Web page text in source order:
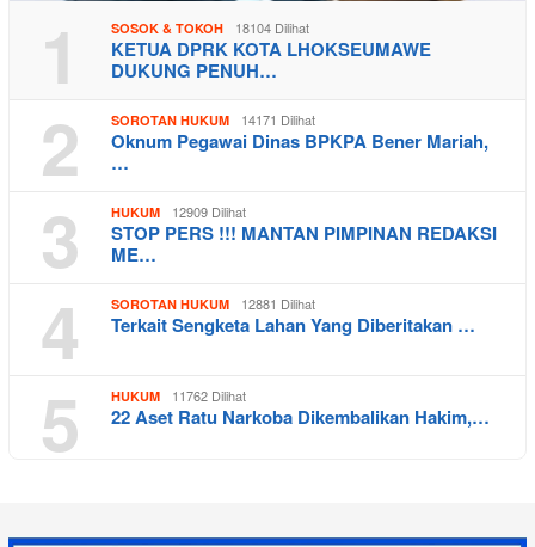
1 SOSOK & TOKOH 18104 Dilihat
KETUA DPRK KOTA LHOKSEUMAWE
DUKUNG PENUH…
2 SOROTAN HUKUM 14171 Dilihat
Oknum Pegawai Dinas BPKPA Bener Mariah,
…
3 HUKUM 12909 Dilihat
STOP PERS !!! MANTAN PIMPINAN REDAKSI
ME…
4 SOROTAN HUKUM 12881 Dilihat
Terkait Sengketa Lahan Yang Diberitakan …
5 HUKUM 11762 Dilihat
22 Aset Ratu Narkoba Dikembalikan Hakim,…